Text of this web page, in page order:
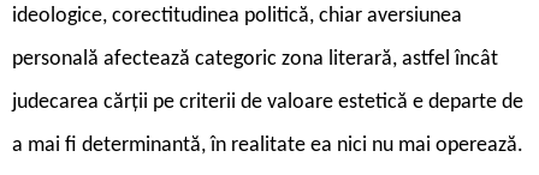
ideologice, corectitudinea politică, chiar aversiunea
personală afectează categoric zona literară, astfel încât
judecarea cărții pe criterii de valoare estetică e departe de
a mai fi determinantă, în realitate ea nici nu mai operează.